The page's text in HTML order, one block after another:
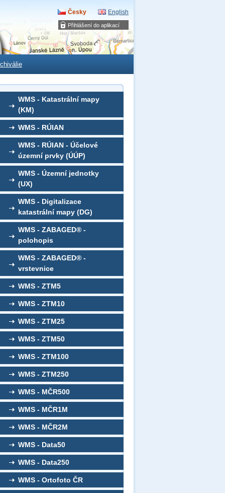
Přihlášení do aplikací
Česky English
WMS - Katastrální mapy
(KM)
WMS - RÚIAN
WMS - RÚIAN - Účelové
územní prvky (ÚÚP)
WMS - Územní jednotky
(UX)
WMS - Digitalizace
katastrální mapy (DG)
WMS - ZABAGED® -
polohopis
WMS - ZABAGED® -
vrstevnice
WMS - ZTM5
WMS - ZTM10
WMS - ZTM25
WMS - ZTM50
WMS - ZTM100
WMS - ZTM250
WMS - MČR500
WMS - MČR1M
WMS - MČR2M
WMS - Data50
WMS - Data250
WMS - Ortofoto ČR